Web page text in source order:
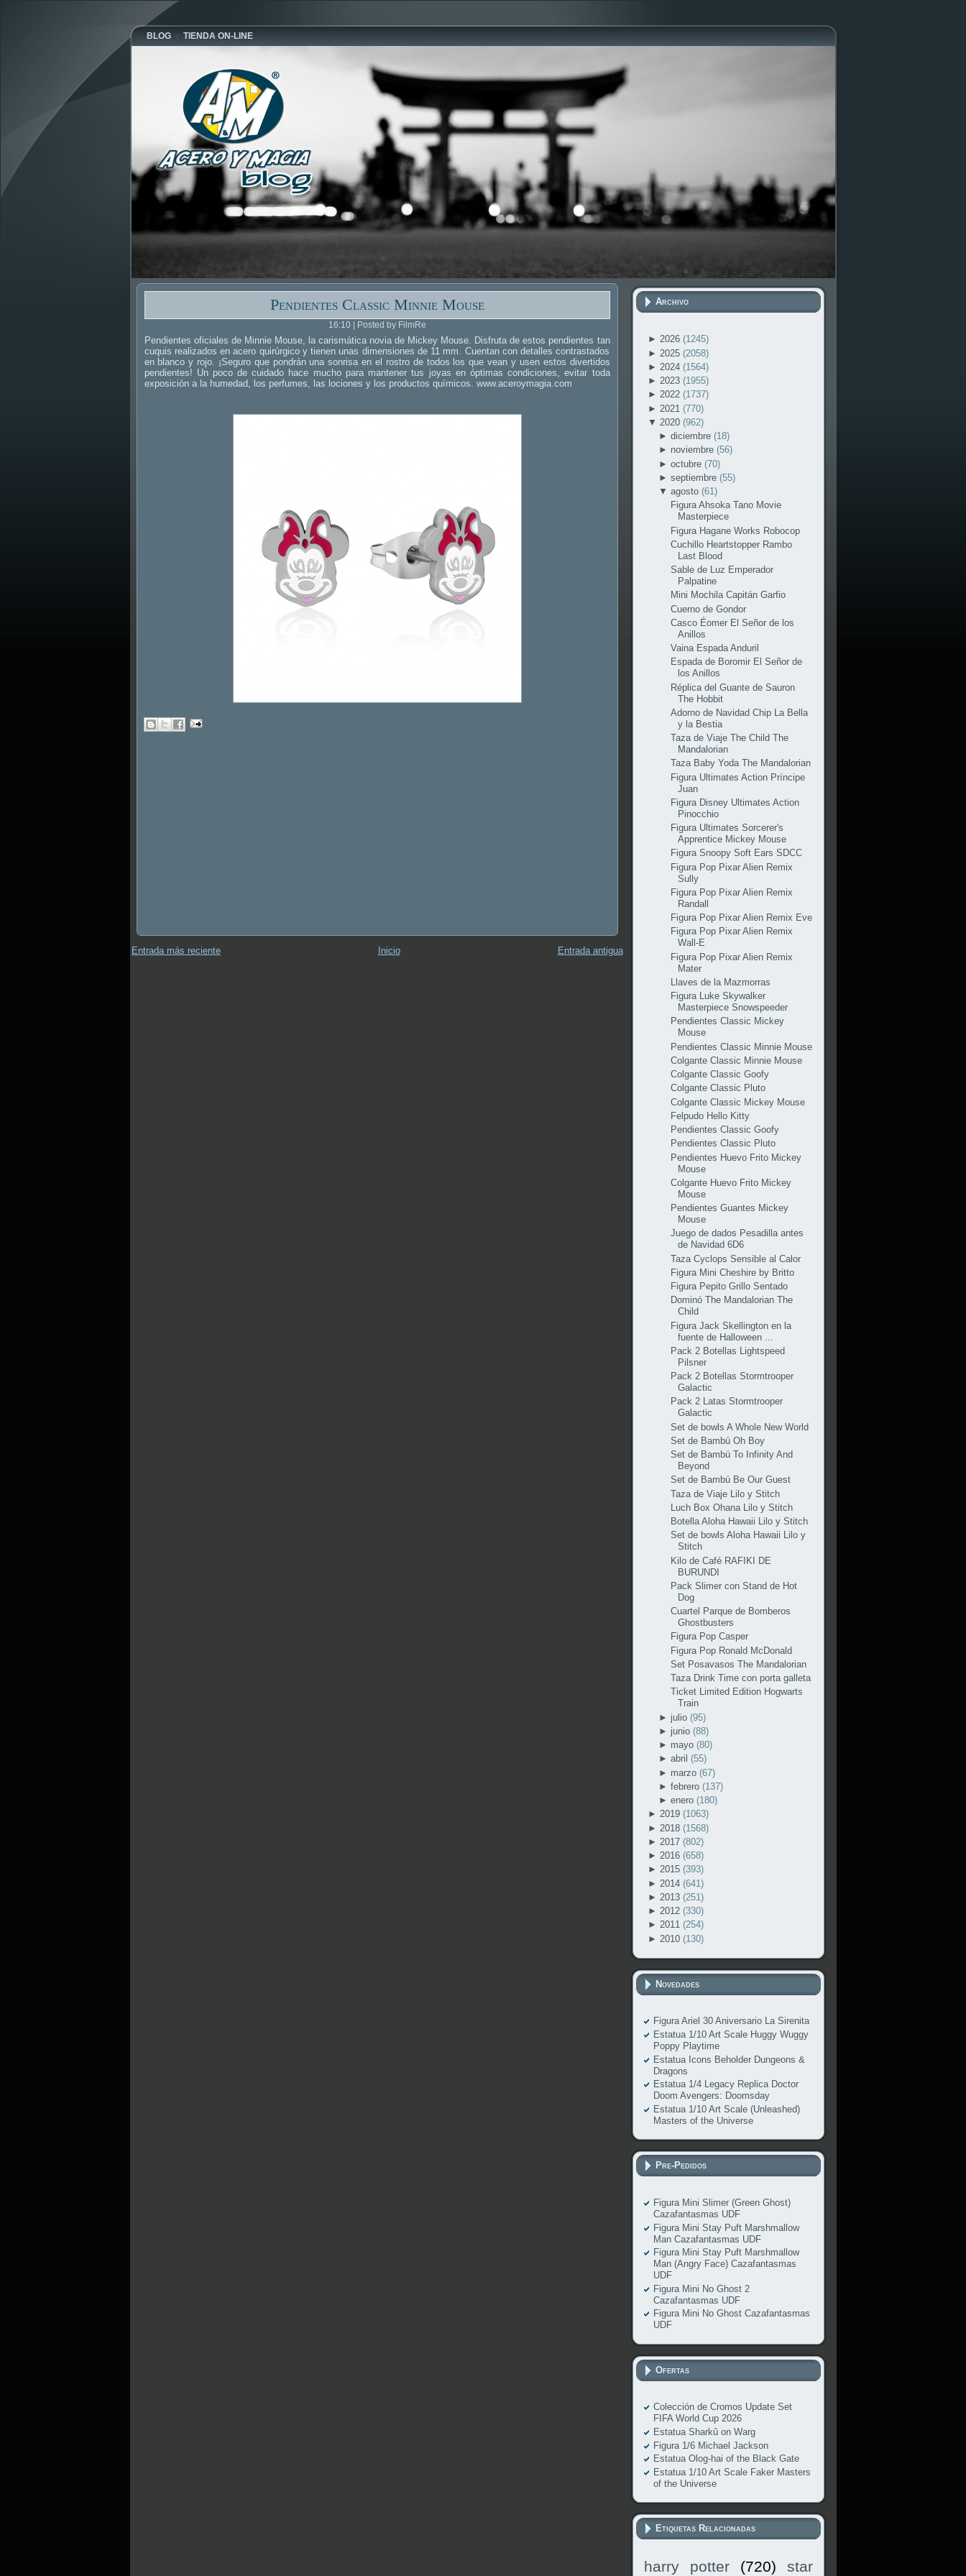
BLOG TIENDA ON-LINE
Pendientes Classic Minnie Mouse
16:10 | Posted by FilmRe
Pendientes oficiales de Minnie Mouse, la carismática novia de Mickey Mouse. Disfruta de estos pendientes tan
cuquis realizados en acero quirúrgico y tienen unas dimensiones de 11 mm. Cuentan con detalles contrastados
en blanco y rojo. ¡Seguro que pondrán una sonrisa en el rostro de todos los que vean y usen estos divertidos
pendientes! Un poco de cuidado hace mucho para mantener tus joyas en óptimas condiciones, evitar toda
exposición a la humedad, los perfumes, las lociones y los productos químicos. www.aceroymagia.com
Entrada más reciente Entrada antigua
Inicio
Archivo
► 2026 (1245)
► 2025 (2058)
► 2024 (1564)
► 2023 (1955)
► 2022 (1737)
► 2021 (770)
▼ 2020 (962)
►diciembre(18)
► noviembre(56)
►octubre(70)
►septiembre(55)
▼agosto(61)
Figura Ahsoka Tano Movie
Masterpiece
Figura Hagane Works Robocop
Cuchillo Heartstopper Rambo
Last Blood
Sable de Luz Emperador
Palpatine
Mini Mochila Capitán Garfio
Cuerno de Gondor
Casco Éomer El Señor de los
Anillos
Vaina Espada Anduril
Espada de Boromir El Señor de
los Anillos
Réplica del Guante de Sauron
The Hobbit
Adorno de Navidad Chip La Bella
y la Bestia
Taza de Viaje The Child The
Mandalorian
Taza Baby Yoda The Mandalorian
Figura Ultimates Action Príncipe
Juan
Figura Disney Ultimates Action
Pinocchio
Figura Ultimates Sorcerer's
Apprentice Mickey Mouse
Figura Snoopy Soft Ears SDCC
Figura Pop Pixar Alien Remix
Sully
Figura Pop Pixar Alien Remix
Randall
Figura Pop Pixar Alien Remix Eve
Figura Pop Pixar Alien Remix
Wall-E
Figura Pop Pixar Alien Remix
Mater
Llaves de la Mazmorras
Figura Luke Skywalker
Masterpiece Snowspeeder
Pendientes Classic Mickey
Mouse
Pendientes Classic Minnie Mouse
Colgante Classic Minnie Mouse
Colgante Classic Goofy
Colgante Classic Pluto
Colgante Classic Mickey Mouse
Felpudo Hello Kitty
Pendientes Classic Goofy
Pendientes Classic Pluto
Pendientes Huevo Frito Mickey
Mouse
Colgante Huevo Frito Mickey
Mouse
Pendientes Guantes Mickey
Mouse
Juego de dados Pesadilla antes
de Navidad 6D6
Taza Cyclops Sensible al Calor
Figura Mini Cheshire by Britto
Figura Pepito Grillo Sentado
Dominó The Mandalorian The
Child
Figura Jack Skellington en la
fuente de Halloween ...
Pack 2 Botellas Lightspeed
Pilsner
Pack 2 Botellas Stormtrooper
Galactic
Pack 2 Latas Stormtrooper
Galactic
Set de bowls A Whole New World
Set de Bambú Oh Boy
Set de Bambú To Infinity And
Beyond
Set de Bambú Be Our Guest
Taza de Viaje Lilo y Stitch
Luch Box Ohana Lilo y Stitch
Botella Aloha Hawaii Lilo y Stitch
Set de bowls Aloha Hawaii Lilo y
Stitch
Kilo de Café RAFIKI DE
BURUNDI
Pack Slimer con Stand de Hot
Dog
Cuartel Parque de Bomberos
Ghostbusters
Figura Pop Casper
Figura Pop Ronald McDonald
Set Posavasos The Mandalorian
Taza Drink Time con porta galleta
Ticket Limited Edition Hogwarts
Train
► julio(95)
► junio(88)
► mayo(80)
►abril(55)
► marzo(67)
►febrero(137)
►enero(180)
► 2019 (1063)
► 2018 (1568)
► 2017 (802)
► 2016 (658)
► 2015 (393)
► 2014 (641)
► 2013 (251)
► 2012 (330)
► 2011 (254)
► 2010 (130)
Novedades
Figura Ariel 30 Aniversario La Sirenita
Estatua 1/10 Art Scale Huggy Wuggy
Poppy Playtime
Estatua Icons Beholder Dungeons &
Dragons
Estatua 1/4 Legacy Replica Doctor
Doom Avengers: Doomsday
Estatua 1/10 Art Scale (Unleashed)
Masters of the Universe
Pre-Pedidos
Figura Mini Slimer (Green Ghost)
Cazafantasmas UDF
Figura Mini Stay Puft Marshmallow
Man Cazafantasmas UDF
Figura Mini Stay Puft Marshmallow
Man (Angry Face) Cazafantasmas
UDF
Figura Mini No Ghost 2
Cazafantasmas UDF
Figura Mini No Ghost Cazafantasmas
UDF
Ofertas
Colección de Cromos Update Set
FIFA World Cup 2026
Estatua Sharkû on Warg
Figura 1/6 Michael Jackson
Estatua Olog-hai of the Black Gate
Estatua 1/10 Art Scale Faker Masters
of the Universe
Etiquetas Relacionadas
harry potter (720)
star